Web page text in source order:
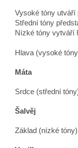
Vysoké tóny utváří
Střední tóny
Nízké tóny vytváří
Hlava (vysoké
Máta
Srdce (střední
Šalvěj
Základ (nízké tóny)